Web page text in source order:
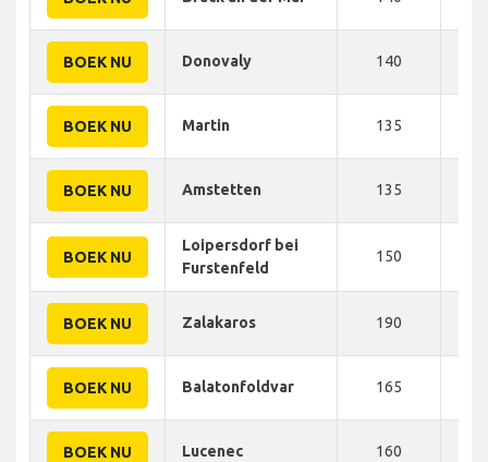
BOEK NU Donovaly 140
BOEK NU Martin 135
BOEK NU Amstetten 135
BOEK NU
Loipersdorf bei
Furstenfeld
150
BOEK NU Zalakaros 190
BOEK NU Balatonfoldvar 165
BOEK NU Lucenec 160